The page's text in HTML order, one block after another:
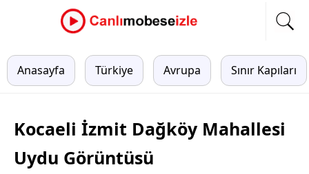
Anasayfa Türkiye Avrupa Sınır Kapıları
Kocaeli İzmit Dağköy Mahallesi
Uydu Görüntüsü